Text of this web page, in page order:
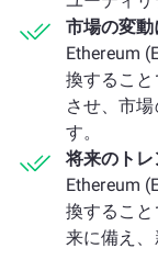
市場の変
Ethereum
換するこ
させ、市
す。
将来のトレ
Ethereum
換するこ
来に備え、